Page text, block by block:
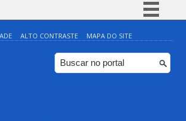
Simplifique!
Comunica BR
Participe
ALTO CONTRASTE MAPA DO SITE